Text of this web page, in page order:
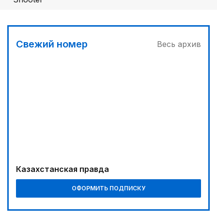
Вычислен последний фигурант «титанового»
дела
05:30
Каникулы в седле
06:00
Свежий номер Весь архив
Казахстанская правда
ОФОРМИТЬ ПОДПИСКУ